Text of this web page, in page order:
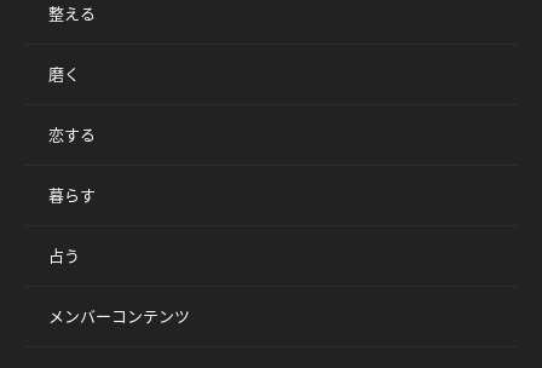
整える
磨く
恋する
暮らす
占う
メンバーコンテンツ